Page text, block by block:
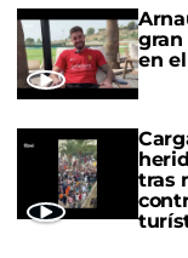
gran
en
tras